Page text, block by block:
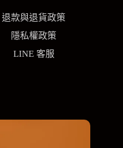
退款與退貨政策
隱私權政策
LINE 客服